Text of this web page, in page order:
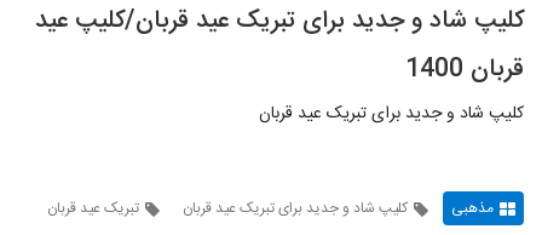
کلیپ شاد و جدید برای تبریک عید قربان/کلیپ عید
قربان 1400
کلیپ شاد و جدید برای تبریک عید قربان
مذهبی کلیپ شاد و جدید برای تبریک عید قربان
تبریک عید قربان